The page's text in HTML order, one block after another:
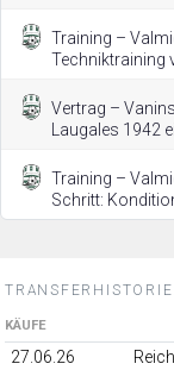
Training –
Techniktraining
Vertrag –
Laugales 1942
Training –
Schritt:
KÄUFE
27.06.26